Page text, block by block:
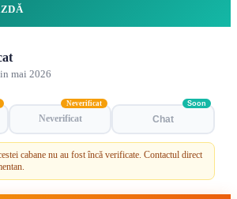
mai 2026
Neverificat
Neverificat
Chat
Soon
cabane nu au fost încă verificate. Contactul direct